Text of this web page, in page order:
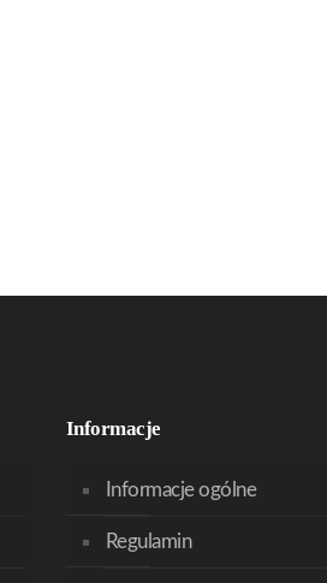
Informacje
Informacje ogólne
Regulamin